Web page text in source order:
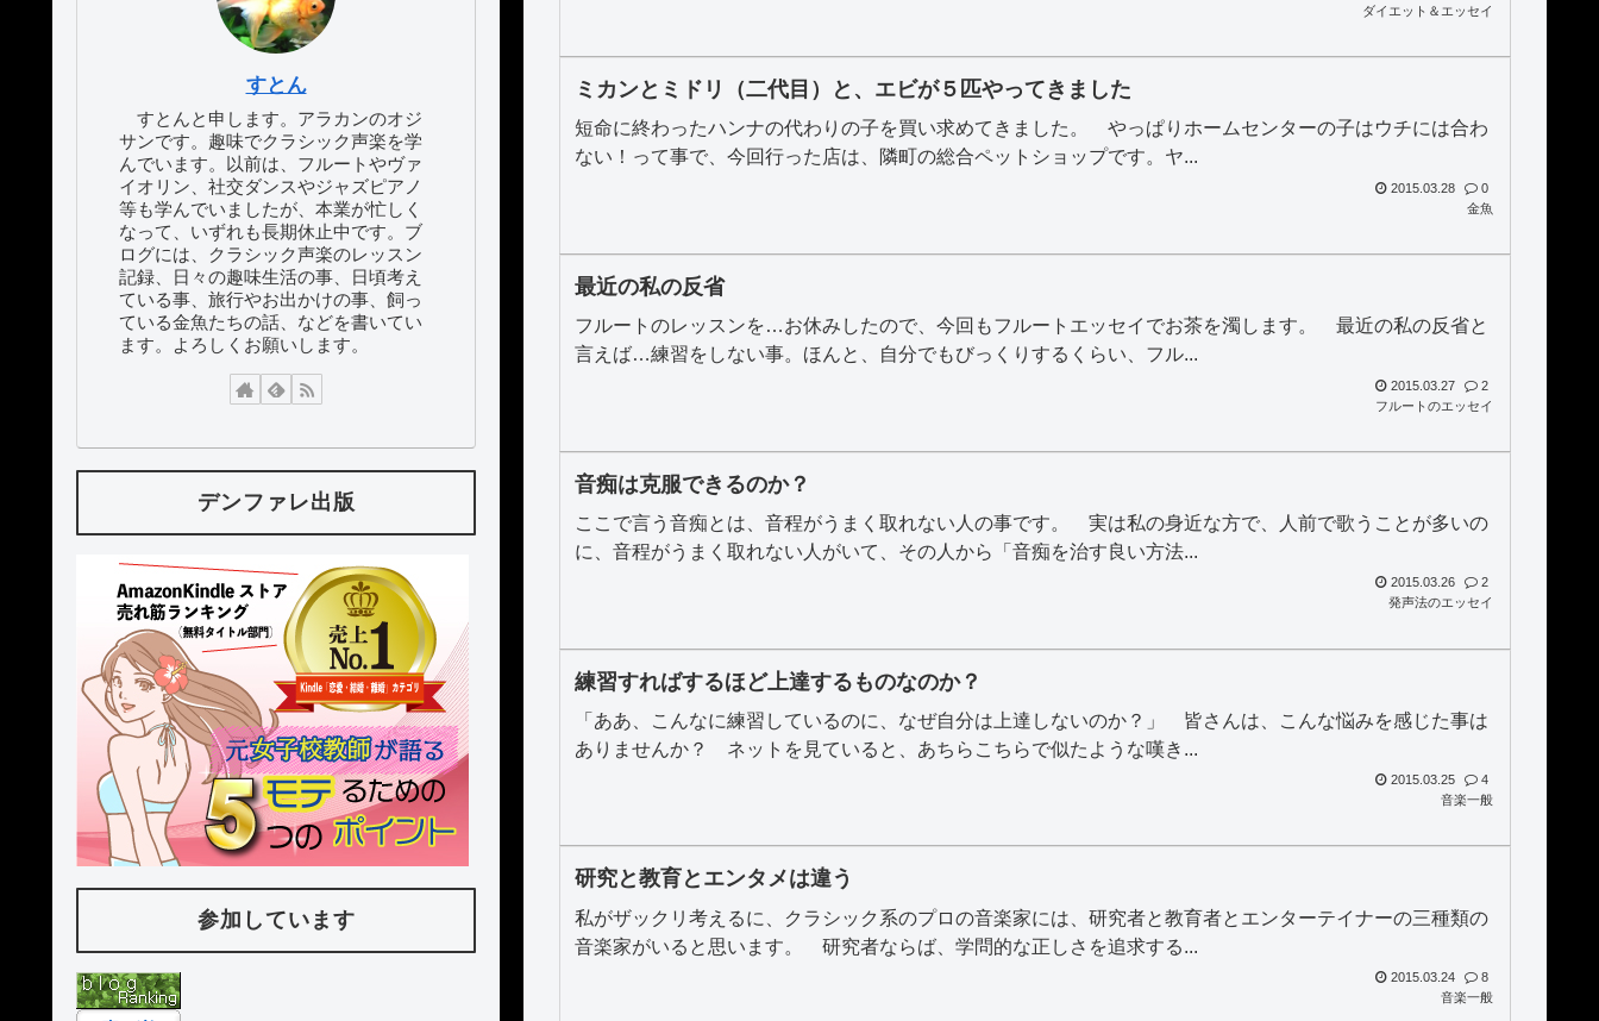
ダイエット＆エッセイ
ミカンとミドリ（二代目）と、エビが５匹やってきました
短命に終わったハンナの代わりの子を買い求めてきました。 やっぱりホームセンターの子はウチには合わ
ない！って事で、今回行った店は、隣町の総合ペットショップです。ヤ...
2015.03.28
0
金魚
最近の私の反省
フルートのレッスンを…お休みしたので、今回もフルートエッセイでお茶を濁します。 最近の私の反省と
言えば…練習をしない事。ほんと、自分でもびっくりするくらい、フル...
2015.03.27
2
フルートのエッセイ
音痴は克服できるのか？
ここで言う音痴とは、音程がうまく取れない人の事です。 実は私の身近な方で、人前で歌うことが多いの
に、音程がうまく取れない人がいて、その人から「音痴を治す良い方法...
2015.03.26
2
発声法のエッセイ
練習すればするほど上達するものなのか？
「ああ、こんなに練習しているのに、なぜ自分は上達しないのか？」 皆さんは、こんな悩みを感じた事は
ありませんか？ ネットを見ていると、あちらこちらで似たような嘆き...
2015.03.25
4
音楽一般
研究と教育とエンタメは違う
私がザックリ考えるに、クラシック系のプロの音楽家には、研究者と教育者とエンターテイナーの三種類の
音楽家がいると思います。 研究者ならば、学問的な正しさを追求する...
2015.03.24
8
音楽一般
すとん
すとんと申します。アラカンのオジ
サンです。趣味でクラシック声楽を学
んでいます。以前は、フルートやヴァ
イオリン、社交ダンスやジャズピアノ
等も学んでいましたが、本業が忙しく
なって、いずれも長期休止中です。ブ
ログには、クラシック声楽のレッスン
記録、日々の趣味生活の事、日頃考え
ている事、旅行やお出かけの事、飼っ
ている金魚たちの話、などを書いてい
ます。よろしくお願いします。
デンファレ出版
参加しています